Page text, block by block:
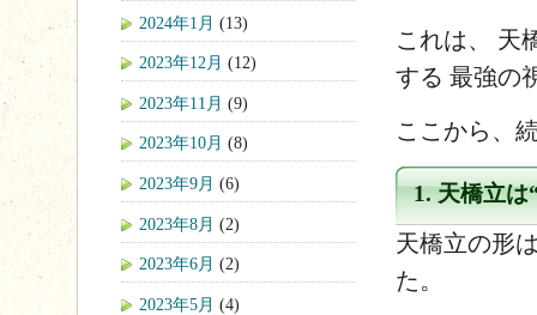
これは、 天
する 最強の
ここから、
1. 天橋立
天橋立の形
た。
2024年1月 (13)
2023年12月 (12)
2023年11月 (9)
2023年10月 (8)
2023年9月 (6)
2023年8月 (2)
2023年6月 (2)
2023年5月 (4)